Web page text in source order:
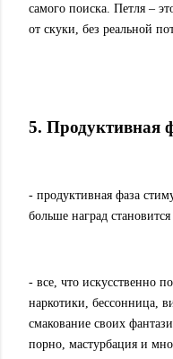
самого поиска. Петля –
от скуки, без реальной
5. Продуктивная
- продуктивная фаза
больше наград
- все, что искусственно
наркотики, бессонница,
смакование своих
порно, мастурбация и